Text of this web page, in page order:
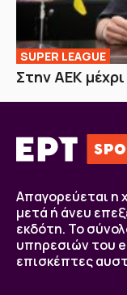
SUPER LEAGUE
Στην AEK
Απαγορεύεται η
μετά ή άνευ
εκδότη. Το
υπηρεσιών του
επισκέπτες